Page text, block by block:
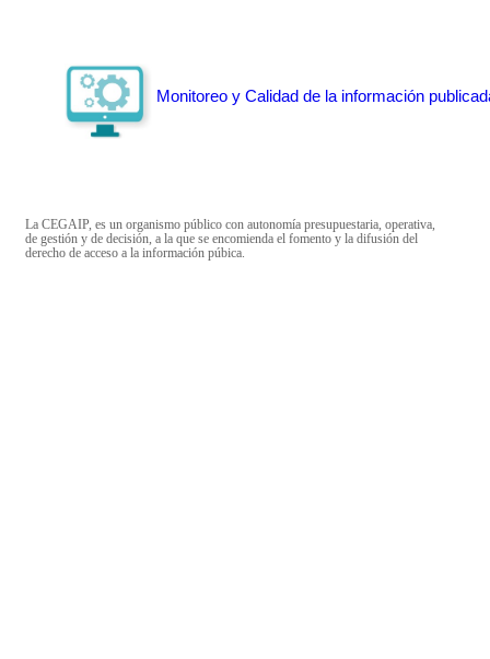
Monitoreo y Calidad de la información
La CEGAIP, es un organismo público con autonomía presupuestaria, operativa,
de gestión y de decisión, a la que se encomienda el fomento y la difusión del
derecho de acceso a la información púbica.